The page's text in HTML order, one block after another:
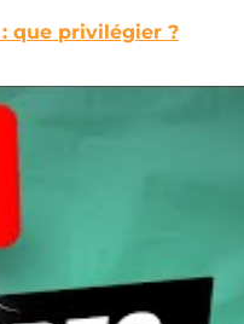
que privilégier ?